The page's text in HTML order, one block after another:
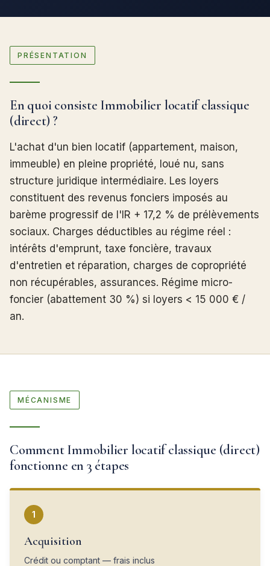
PRÉSENTATION
En quoi consiste Immobilier locatif classique
(direct) ?
L'achat d'un bien locatif (appartement, maison,
immeuble) en pleine propriété, loué nu, sans
structure juridique intermédiaire. Les loyers
constituent des revenus fonciers imposés au
barème progressif de l'IR + 17,2 % de prélèvements
sociaux. Charges déductibles au régime réel :
intérêts d'emprunt, taxe foncière, travaux
d'entretien et réparation, charges de copropriété
non récupérables, assurances. Régime micro-
foncier (abattement 30 %) si loyers < 15 000 € /
an.
MÉCANISME
Comment Immobilier locatif classique (direct)
fonctionne en 3 étapes
1
Acquisition
Crédit ou comptant — frais inclus